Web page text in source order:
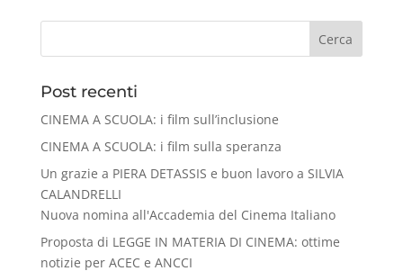
Cerca
Post recenti
CINEMA A SCUOLA: i film sull’inclusione
CINEMA A SCUOLA: i film sulla speranza
Un grazie a PIERA DETASSIS e buon lavoro a SILVIA
CALANDRELLI
Nuova nomina all'Accademia del Cinema Italiano
Proposta di LEGGE IN MATERIA DI CINEMA: ottime
notizie per ACEC e ANCCI